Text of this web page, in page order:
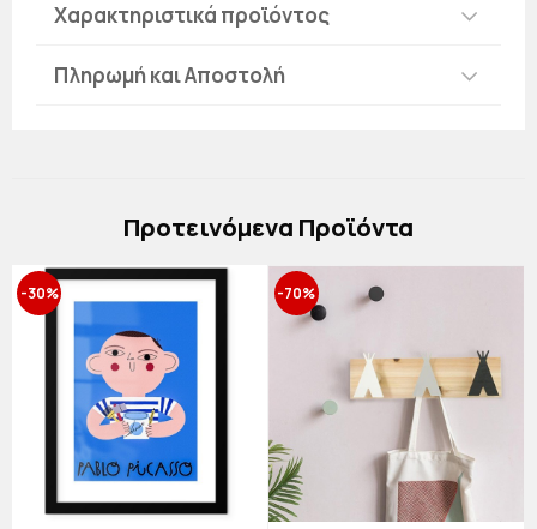
Χαρακτηριστικά προϊόντος
Πληρωμή και Αποστολή
Πρoτεινόμενα Προϊόντα
-30% -70%